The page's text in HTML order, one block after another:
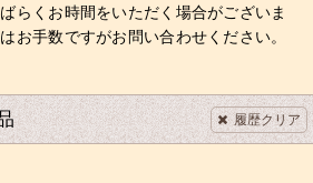
らくお時間をいただく場合がございま
お手数ですがお問い合わせください。
履歴クリア